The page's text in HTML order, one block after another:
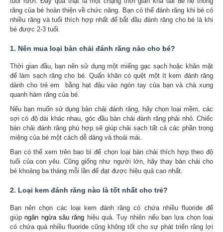
răng của bé hoàn thiện về chức năng. Bạn có thể đánh răng khi bé có
nhiều răng và tuổi thích hợp nhất để bắt đầu đánh răng cho bé là khi
bé được 2-3 tuổi.
1. Nên mua loại bàn chải đánh răng nào cho bé?
Thời gian đầu, bạn nên sử dụng một miếng gạc sạch hoặc khăn mặt
để làm sạch răng cho bé. Quấn khăn có quệt một ít kem đánh răng
dành cho trẻ em bằng hạt đậu vào ngón tay của bạn và chà xung
quanh hàm răng của bé.
Nếu bạn muốn sử dụng bàn chải đánh răng, hãy chọn loại mềm, các
sợi có độ dài khác nhau, góc đầu bàn chải đánh răng phải nhỏ. Chiếc
bàn chải đánh răng phù hợp sẽ giúp chải sạch tất cả các phần trong
miệng của bé một cách dễ dàng và thoải mái.
Bạn có thể xem trên bao bì để chọn loại bàn chải thích hợp theo độ
tuổi của con yêu. Cũng giống như người lớn, hãy thay bàn chải cho
bé khoảng ba tháng mỗi lần để đạt được hiệu quả cao nhất.
2. Loại kem đánh răng nào là tốt nhất cho trẻ?
Bạn nên chọn các loại kem đánh răng có chứa nhiều fluoride để
giúpngăn ngừa sâu răng hiệu quả. Tuy nhiên nếu bạn lựa chọn loại
có chứa quá nhiều fluoride cũng không tốt cho sự phát triển răng lợi